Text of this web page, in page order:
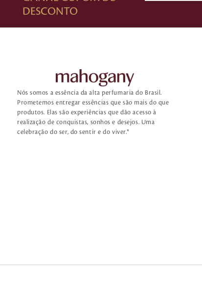
DESCONTO
Nós somos a essência da alta perfumaria do Brasil.
Prometemos entregar essências que são mais do que
produtos. Elas são experiências que dão acesso à
realização de conquistas, sonhos e desejos. Uma
celebração do ser, do sentir e do viver.*